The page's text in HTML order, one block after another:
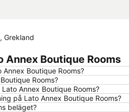
Grekland
Annex Boutique Rooms
Boutique Rooms?
Rooms?
Annex Boutique Rooms?
på Lato Annex Boutique Rooms?
beläget?